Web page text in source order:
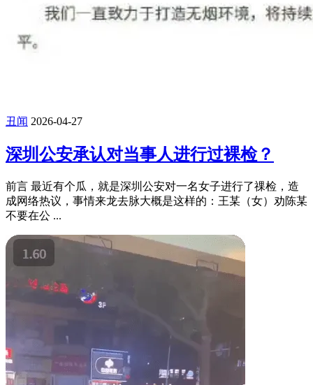
丑闻 2026-04-27
深圳公安承认对当事人进行过裸检？
前言 最近有个瓜，就是深圳公安对一名女子进行了祼检，造
成网络热议，事情来龙去脉大概是这样的：王某（女）劝陈某
不要在公 ...